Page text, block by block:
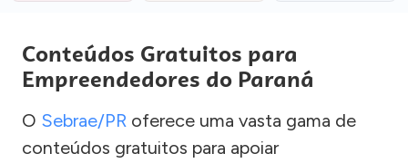
Conteúdos Gratuitos para
Empreendedores do Paraná
O Sebrae/PR oferece uma vasta gama de
conteúdos gratuitos para apoiar